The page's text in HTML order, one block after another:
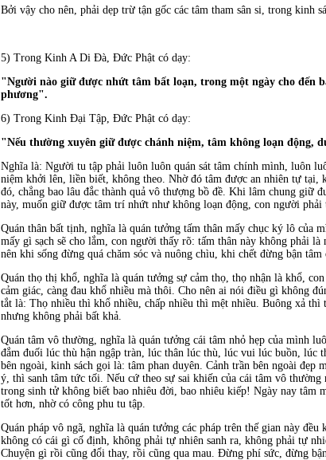
Bởi vậy cho nên, phải dẹp trừ tận gốc các tâm tham sân si, trong kinh
5) Trong Kinh A Di Ðà, Ðức Phật có dạy:
"Người nào giữ được nhứt tâm bất loạn, trong một ngày cho đến
phương".
6) Trong Kinh Ðại Tập, Ðức Phật có dạy:
"Nếu thường xuyên giữ được chánh niệm, tâm không loạn động,
Nghĩa là: Người tu tập phải luôn luôn quán sát tâm chính mình, luôn
niệm khởi lên, liền biết, không theo. Nhờ đó tâm được an nhiên tự tại,
đó, chẳng bao lâu đắc thành quả vô thượng bồ đề. Khi lâm chung giữ
này, muốn giữ được tâm trí nhứt như không loạn động, con người
Quán thân bất tịnh, nghĩa là quán tưởng tấm thân mấy chục ký lô của
mấy gì sạch sẽ cho lắm, con người thấy rõ: tấm thân này không phải
nên khi sống đừng quá chăm sóc và nuông chìu, khi chết đừng bận
Quán thọ thị khổ, nghĩa là quán tưởng sự cảm thọ, thọ nhận là khổ,
cảm giác, càng đau khổ nhiều mà thôi. Cho nên ai nói điều gì không
tắt là: Thọ nhiều thì khổ nhiều, chấp nhiều thì mệt nhiều. Buông xả
nhưng không phải bất khả.
Quán tâm vô thường, nghĩa là quán tưởng cái tâm nhỏ hẹp của mình
đắm đuối lúc thù hận ngập tràn, lúc thân lúc thù, lúc vui lúc buồn, lúc
bên ngoài, kinh sách gọi là: tâm phan duyên. Cảnh trần bên ngoài
ý, thì sanh tâm tức tối. Nếu cứ theo sự sai khiến của cái tâm vô
trong sinh tử không biết bao nhiêu đời, bao nhiêu kiếp! Ngày nay tâm
tốt hơn, nhờ có công phu tu tập.
Quán pháp vô ngã, nghĩa là quán tưởng các pháp trên thế gian này
không có cái gì cố định, không phải tự nhiên sanh ra, không phải tự
Chuyện gì rồi cũng đổi thay, rồi cũng qua mau. Ðừng phí sức, đừng